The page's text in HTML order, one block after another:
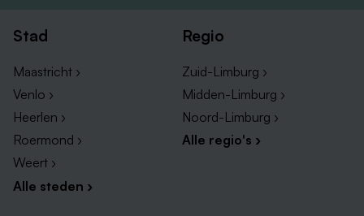
Stad
Maastricht ›
Venlo ›
Heerlen ›
Roermond ›
Weert ›
Alle steden ›
Regio
Zuid-Limburg ›
Midden-Limburg ›
Noord-Limburg ›
Alle regio's ›